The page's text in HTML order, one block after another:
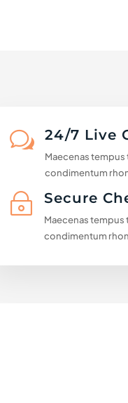
w 24/7 Live
Maecenas
condimentum
~ Secure
Maecenas tempus
condimentum